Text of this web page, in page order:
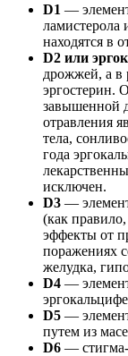
D1 —
ламистерола
находятся в
D2 или
дрожжей, а в
эргостерин.
завышенной
отравления
тела,
года
исключен.
D3 —
(как
эффекты от
поражениях
желудка,
D4 —
D5 —
путем из
D6 —